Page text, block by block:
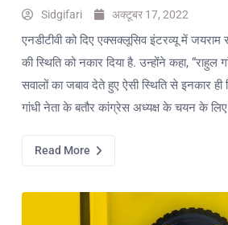
Sidgifari अक्टूबर 17, 2022
एनडीटीवी को दिए एक्सक्लूसिव इंटरव्यू में
की स्थिति को नकार दिया है. उन्होंने कहा, “राहुल
सवालों का जबाव देते हुए ऐसी स्थिति से इनकार ही
गांधी नेता के बतौर कांग्रेस अध्यक्ष के चयन के
Read More